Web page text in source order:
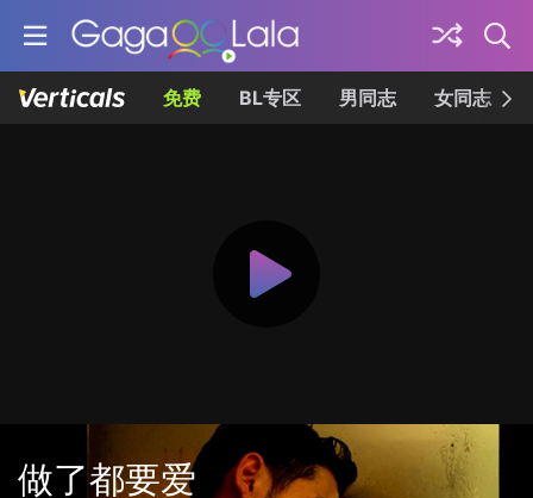
免费 BL专区 男同志 女同志
做了都要爱